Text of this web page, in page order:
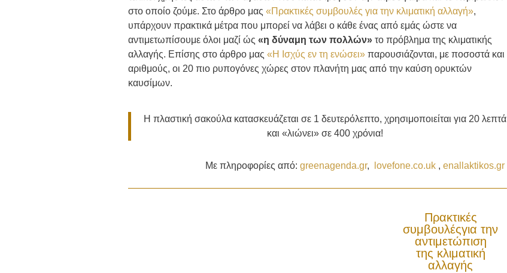
στο οποίο ζούμε. Στο άρθρο μας «Πρακτικές συμβουλές για την κλιματική αλλαγή»,
υπάρχουν πρακτικά μέτρα που μπορεί να λάβει ο κάθε ένας από εμάς ώστε να
αντιμετωπίσουμε όλοι μαζί ώς «η δύναμη των πολλών»το πρόβλημα της κλιματικής
αλλαγής. Επίσης στο άρθρο μας «Η Ισχύς εν τη ενώσει»παρουσιάζονται, με ποσοστά και
αριθμούς, οι 20 πιο ρυπογόνες χώρες στον πλανήτη μας από την καύση ορυκτών
καυσίμων.
Η πλαστική σακούλα κατασκευάζεται σε 1 δευτερόλεπτο, χρησιμοποιείται για 20 λεπτά
και «λιώνει» σε 400 χρόνια!
Με πληροφορίες από: greenagenda.gr, lovefone.co.uk, enallaktikos.gr
Πρακτικές
συμβουλέςγια την
αντιμετώπιση
της κλιματική
αλλαγής